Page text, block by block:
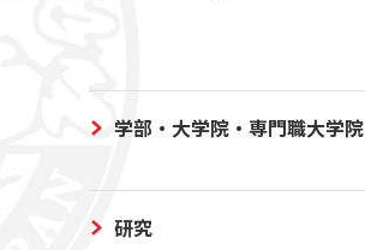
学部・大学院・専門職大学院
研究